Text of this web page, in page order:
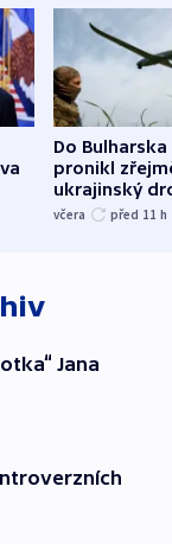
Do Bulharska
pronikl
ukrajinský
explodoval
včera před 11 h
Jana